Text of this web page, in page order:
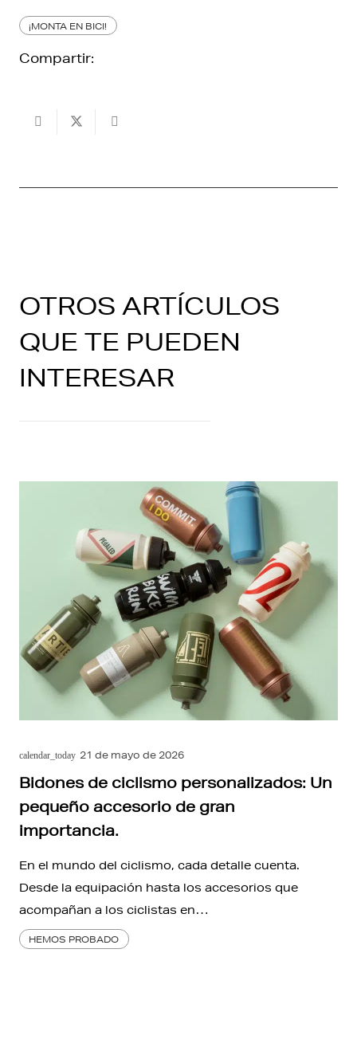
¡MONTA EN BICI!
Compartir:
OTROS ARTÍCULOS
QUE TE PUEDEN
INTERESAR
calendar_today 21 de mayo de 2026
Bidones de ciclismo personalizados: Un
pequeño accesorio de gran
importancia.
En el mundo del ciclismo, cada detalle cuenta.
Desde la equipación hasta los accesorios que
acompañan a los ciclistas en…
HEMOS PROBADO